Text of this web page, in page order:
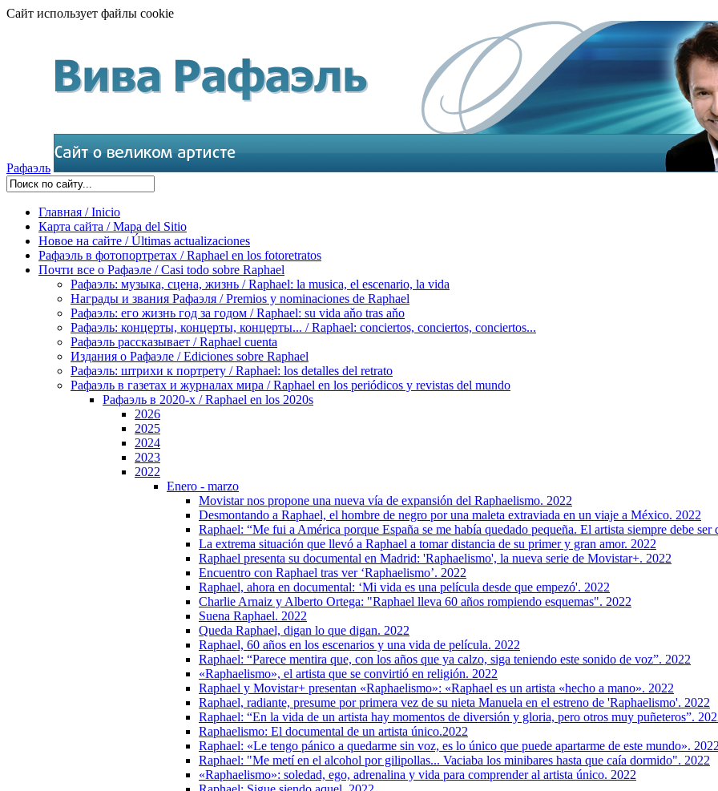
Сайт использует файлы cookie
Рафаэль
Главная / Inicio
Карта сайта / Mapa del Sitio
Новое на сайте / Últimas actualizaciones
Рафаэль в фотопортретах / Raphael en los fotoretratos
Почти все о Рафаэле / Casi todo sobre Raphael
Рафаэль: музыка, сцена, жизнь / Raphael: la musica, el escenario, la vida
Награды и звания Рафаэля / Premios y nominaciones de Raphael
Рафаэль: его жизнь год за годом / Raphael: su vida aňo tras aňo
Рафаэль: концерты, концерты, концерты... / Raphael: conciertos, сonciertos, сonciertos...
Рафаэль рассказывает / Raphael cuenta
Издания о Рафаэле / Ediciones sobre Raphael
Рафаэль: штрихи к портрету / Raphael: los detalles del retrato
Рафаэль в газетах и журналах мира / Raphael en los periódicos y revistas del mundo
Рафаэль в 2020-х / Raphael en los 2020s
2026
2025
2024
2023
2022
Enero - marzo
Movistar nos propone una nueva vía de expansión del Raphaelismo. 2022
Desmontando a Raphael, el hombre de negro por una maleta extraviada en un viaje a México. 2022
Raphael: “Me fui a América porque España se me había quedado pequeña. El artista siempre debe ser
La extrema situación que llevó a Raphael a tomar distancia de su primer y gran amor. 2022
Raphael presenta su documental en Madrid: 'Raphaelismo', la nueva serie de Movistar+. 2022
Encuentro con Raphael tras ver ‘Raphaelismo’. 2022
Raphael, ahora en documental: ‘Mi vida es una película desde que empezó'. 2022
Charlie Arnaiz y Alberto Ortega: "Raphael lleva 60 años rompiendo esquemas". 2022
Suena Raphael. 2022
Queda Raphael, digan lo que digan. 2022
Raphael, 60 años en los escenarios y una vida de película. 2022
Raphael: “Parece mentira que, con los años que ya calzo, siga teniendo este sonido de voz”. 2022
«Raphaelismo», el artista que se convirtió en religión. 2022
Raphael y Movistar+ presentan «Raphaelismo»: «Raphael es un artista «hecho a mano». 2022
Raphael, radiante, presume por primera vez de su nieta Manuela en el estreno de 'Raphaelismo'. 2022
Raphael: “En la vida de un artista hay momentos de diversión y gloria, pero otros muy puñeteros”.
Raphaelismo: El documental de un artista único.2022
Raphael: «Le tengo pánico a quedarme sin voz, es lo único que puede apartarme de este mundo». 2022
Raphael: "Me metí en el alcohol por gilipollas... Vaciaba los minibares hasta que caía dormido". 2022
«Raphaelismo»: soledad, ego, adrenalina y vida para comprender al artista único. 2022